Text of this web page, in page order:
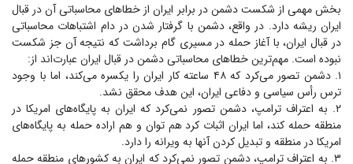
بخش مهمی از شکست دشمن در برابر ایران از خطا‌های محاسباتی آن در قبال
ایران ریشه دارد. در واقع، دشمن با گرفتار شدن در دام اشتباهات محاسباتی
در قبال ایران، با آغاز حمله در مسیری گام برداشت که نتیجه آن جز شکست
نبوده است. مهم‌ترین خطا‌های محاسباتی دشمن در قبال ایران عبارت‌اند از:
۱. دشمن تصور می‌کرد که ۴۸ ساعته کار ایران را یکسره می‌کند، اما با وجود
ترس رأس سیاسی و دفاعی ایران، این هدف محقق نشد.
۲. به اعتراف ترامپ، دشمن تصور نمی‌کرد که ایران به پایگاه‌های امریکا در
منطقه حمله کند، اما ایران اثبات کرد هم توان و هم اراده حمله به پایگاه‌های
امریکا در منطقه و تبدیل کردن آنها به ویرانه را دارد.
۳. به اعتراف ترامپ، دشمن تصور نمی‌کرد که ایران به کشور‌های منطقه حمله